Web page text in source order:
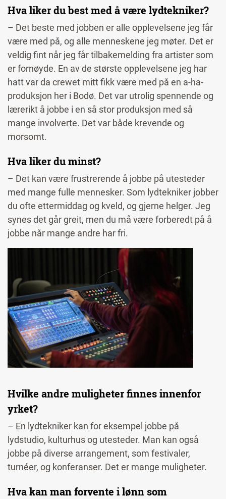
Hva liker du best med å være lydtekniker?
– Det beste med jobben er alle opplevelsene jeg får
være med på, og alle menneskene jeg møter. Det er
veldig fint når jeg får tilbakemelding fra artister som
er fornøyde. En av de største opplevelsene jeg har
hatt var da crewet mitt fikk være med på en a-ha-
produksjon her i Bodø. Det var utrolig spennende og
lærerikt å jobbe i en så stor produksjon med så
mange involverte. Det var både krevende og
morsomt.
Hva liker du minst?
– Det kan være frustrerende å jobbe på utesteder
med mange fulle mennesker. Som lydtekniker jobber
du ofte ettermiddag og kveld, og gjerne helger. Jeg
synes det går greit, men du må være forberedt på å
jobbe når mange andre har fri.
Hvilke andre muligheter finnes innenfor
yrket?
– En lydtekniker kan for eksempel jobbe på
lydstudio, kulturhus og utesteder. Man kan også
jobbe på diverse arrangement, som festivaler,
turnéer, og konferanser. Det er mange muligheter.
Hva kan man forvente i lønn som